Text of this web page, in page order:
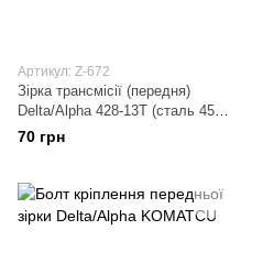
Артикул: Z-672
Зірка трансмісії (передня)
Delta/Alpha 428-13T (сталь 45)
ACV
70 грн